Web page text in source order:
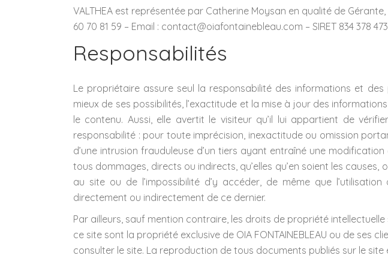
VALTHEA est représentée par Catherine Moysan en qualité de
60 70 81 59 – Email : contact@oiafontainebleau.com – SIRET 834 378
Responsabilités
Le propriétaire assure seul la responsabilité des informations et des
mieux de ses possibilités, l’exactitude et la mise à jour des
le contenu. Aussi, elle avertit le visiteur qu’il lui appartient de
responsabilité : pour toute imprécision, inexactitude ou omission
d’une intrusion frauduleuse d’un tiers ayant entraîné une
tous dommages, directs ou indirects, qu’elles qu’en soient les
au site ou de l’impossibilité d’y accéder, de même que
directement ou indirectement de ce dernier.
Par ailleurs, sauf mention contraire, les droits de propriété
ce site sont la propriété exclusive de OIA FONTAINEBLEAU ou de ses
consulter le site. La reproduction de tous documents publiés sur le